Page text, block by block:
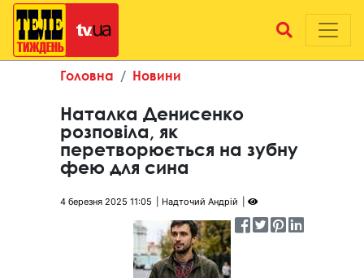
Головна Новини
Наталка Денисенко
розповіла, як
перетворюється на зубну
фею для сина
4 березня 2025 11:05 Надточий Андрій